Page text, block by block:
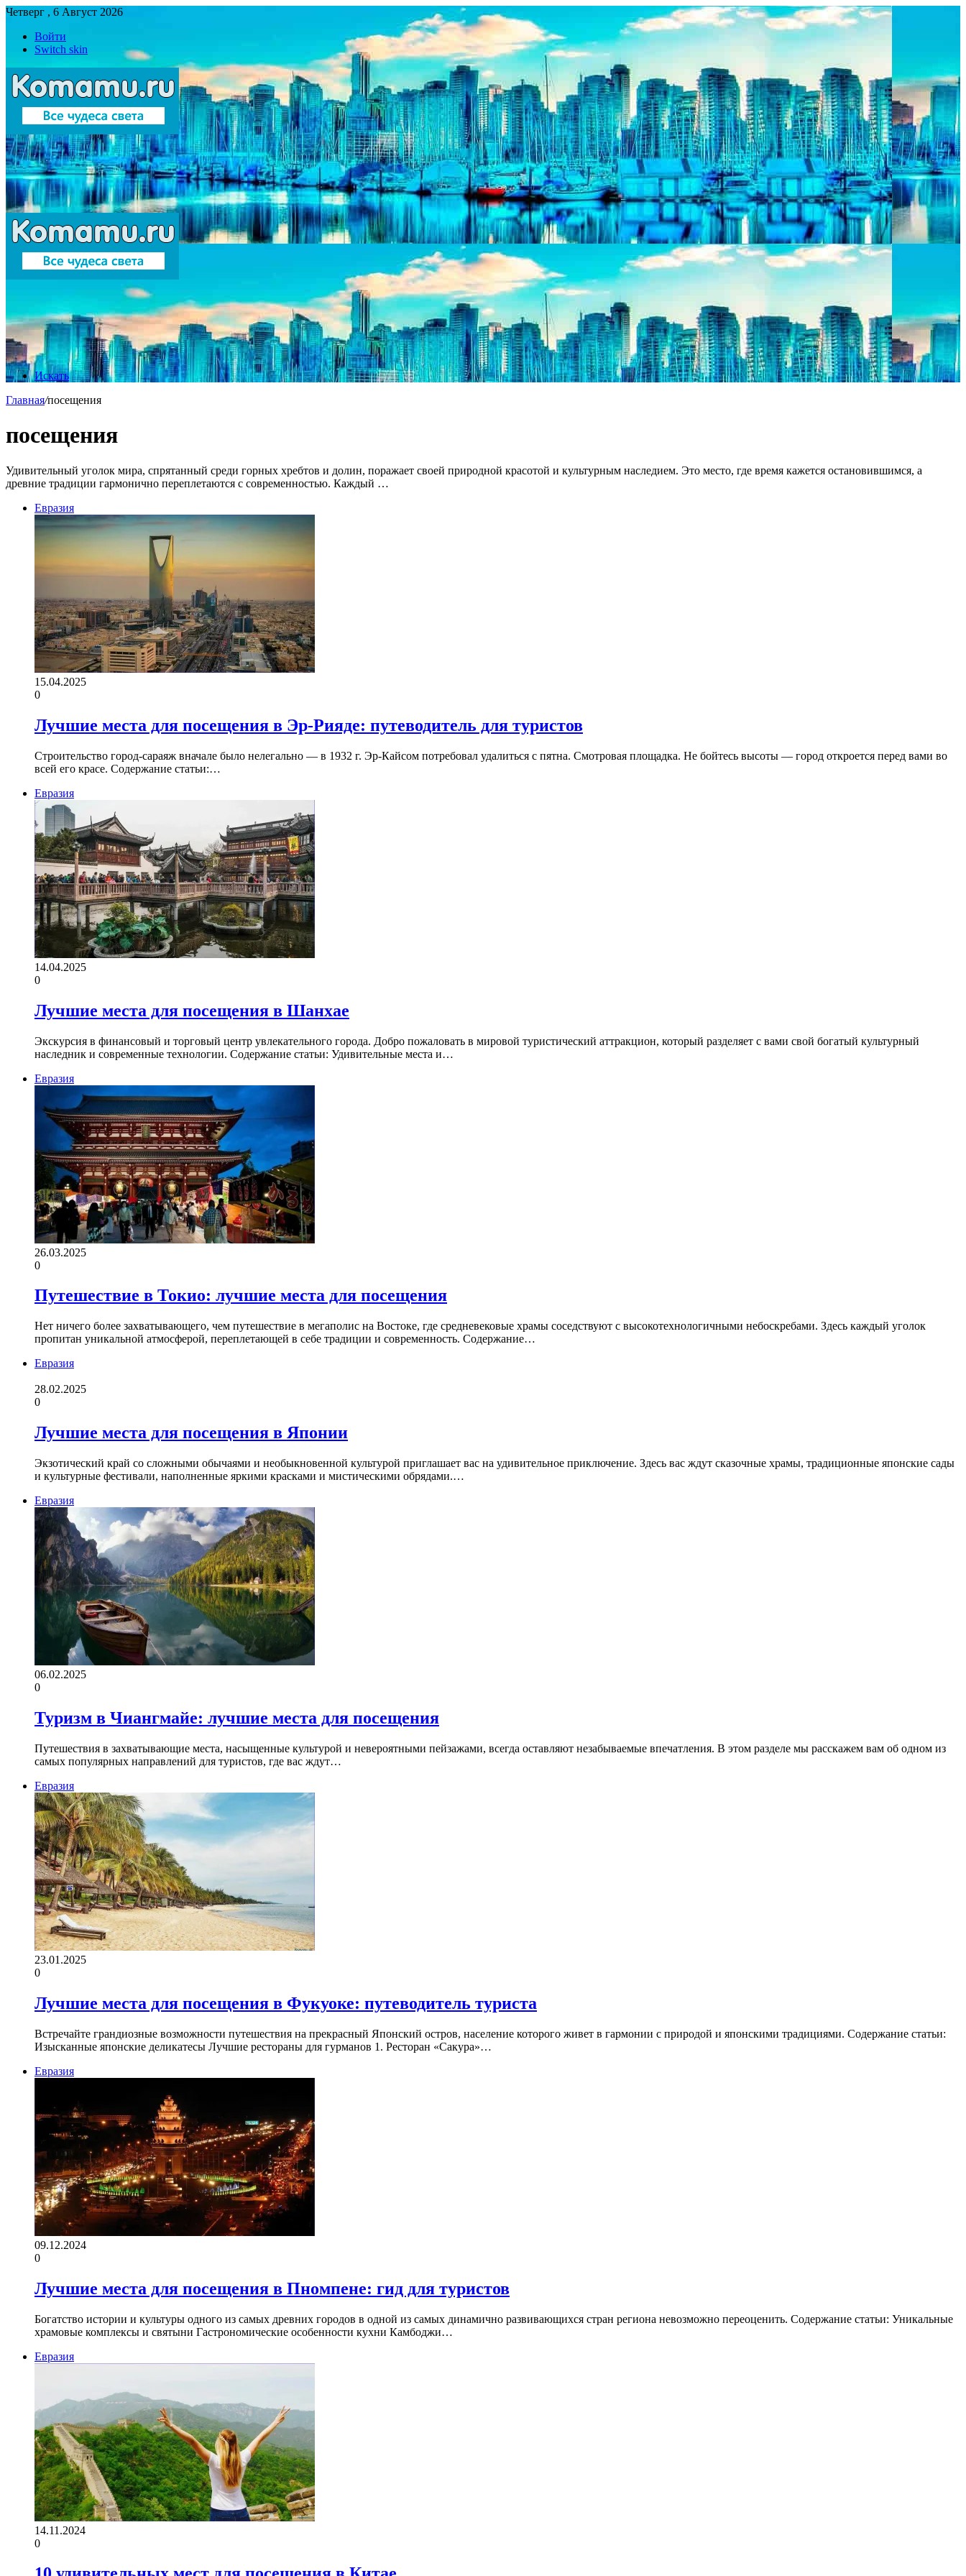
Четверг , 6 Август 2026
Войти
Switch skin
Искать
Главная/посещения
посещения
Удивительный уголок мира, спрятанный среди горных хребтов и долин, поражает своей природной красотой и культурным наследием. Это место, где время кажется остановившимся, а
древние традиции гармонично переплетаются с современностью. Каждый …
Евразия
15.04.2025
0
Лучшие места для посещения в Эр-Рияде: путеводитель для туристов
Строительство город-сараяж вначале было нелегально — в 1932 г. Эр-Кайсом потребовал удалиться с пятна. Смотровая площадка. Не бойтесь высоты — город откроется перед вами во
всей его красе. Содержание статьи:…
Евразия
14.04.2025
0
Лучшие места для посещения в Шанхае
Экскурсия в финансовый и торговый центр увлекательного города. Добро пожаловать в мировой туристический аттракцион, который разделяет с вами свой богатый культурный
наследник и современные технологии. Содержание статьи: Удивительные места и…
Евразия
26.03.2025
0
Путешествие в Токио: лучшие места для посещения
Нет ничего более захватывающего, чем путешествие в мегаполис на Востоке, где средневековые храмы соседствуют с высокотехнологичными небоскребами. Здесь каждый уголок
пропитан уникальной атмосферой, переплетающей в себе традиции и современность. Содержание…
Евразия
28.02.2025
0
Лучшие места для посещения в Японии
Экзотический край со сложными обычаями и необыкновенной культурой приглашает вас на удивительное приключение. Здесь вас ждут сказочные храмы, традиционные японские сады
и культурные фестивали, наполненные яркими красками и мистическими обрядами.…
Евразия
06.02.2025
0
Туризм в Чиангмайе: лучшие места для посещения
Путешествия в захватывающие места, насыщенные культурой и невероятными пейзажами, всегда оставляют незабываемые впечатления. В этом разделе мы расскажем вам об одном из
самых популярных направлений для туристов, где вас ждут…
Евразия
23.01.2025
0
Лучшие места для посещения в Фукуоке: путеводитель туриста
Встречайте грандиозные возможности путешествия на прекрасный Японский остров, население которого живет в гармонии с природой и японскими традициями. Содержание статьи:
Изысканные японские деликатесы Лучшие рестораны для гурманов 1. Ресторан «Сакура»…
Евразия
09.12.2024
0
Лучшие места для посещения в Пномпене: гид для туристов
Богатство истории и культуры одного из самых древних городов в одной из самых динамично развивающихся стран региона невозможно переоценить. Содержание статьи: Уникальные
храмовые комплексы и святыни Гастрономические особенности кухни Камбоджи…
Евразия
14.11.2024
0